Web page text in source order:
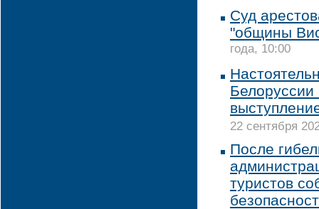
Суд
"общины
года, 10:00
Белоруссии
22 сентября
После
туристов